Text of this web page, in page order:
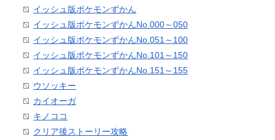
イッシュ版ポケモンずかん
イッシュ版ポケモンずかんNo.000～050
イッシュ版ポケモンずかんNo.051～100
イッシュ版ポケモンずかんNo.101～150
イッシュ版ポケモンずかんNo.151～155
ウソッキー
カイオーガ
キノココ
クリア後ストーリー攻略